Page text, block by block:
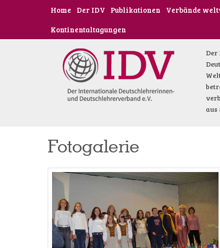
Home Der IDV Publikationen
Verbände
Kontinentaltagungen
aus
Fotogalerie